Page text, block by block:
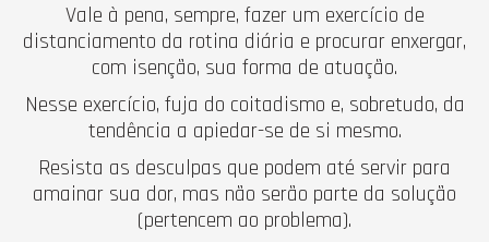
Vale à pena, sempre, fazer um exercício de
distanciamento da rotina diária e procurar enxergar,
com isenção, sua forma de atuação.
Nesse exercício, fuja do coitadismo e, sobretudo, da
tendência a apiedar-se de si mesmo.
Resista as desculpas que podem até servir para
amainar sua dor, mas não serão parte da solução
(pertencem ao problema).